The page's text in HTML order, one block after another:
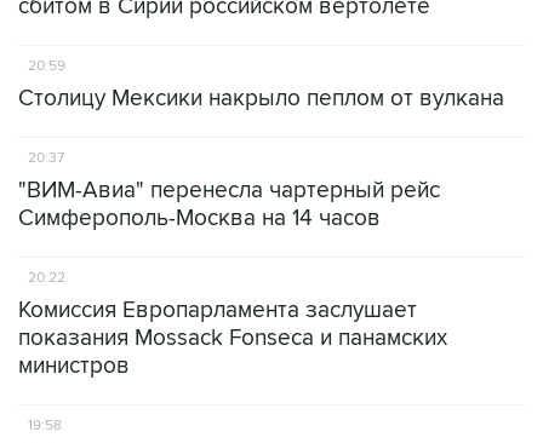
сбитом в Сирии российском вертолете
20:59
Столицу Мексики накрыло пеплом от вулкана
20:37
"ВИМ-Авиа" перенесла чартерный рейс
Симферополь-Москва на 14 часов
20:22
Комиссия Европарламента заслушает
показания Mossack Fonseca и панамских
министров
19:58